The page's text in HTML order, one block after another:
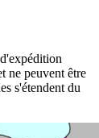
ne peuvent être
s'étendent du